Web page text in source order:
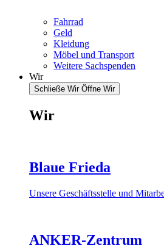
Fahrrad
Geld
Kleidung
Möbel und Transport
Weitere Sachspenden
Wir
Schließe Wir Öffne Wir
Wir
Blaue Frieda
Unsere Geschäftsstelle und
ANKER-Zentrum